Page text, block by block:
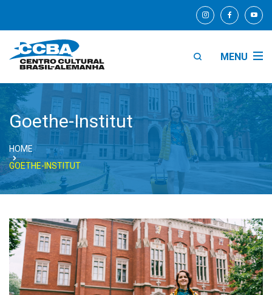
MENU
Goethe-Institut
HOME
GOETHE-INSTITUT